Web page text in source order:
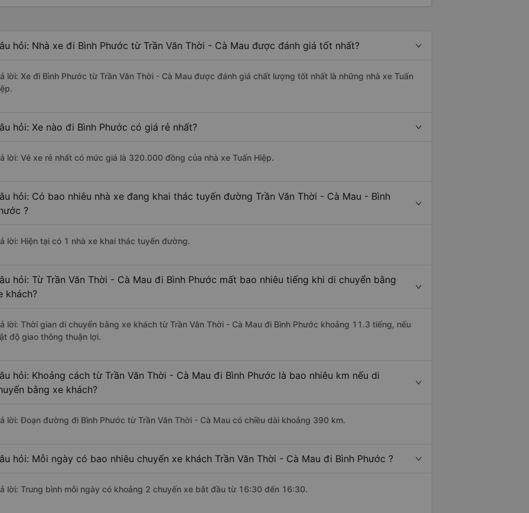
hỏi: Nhà xe đi Bình Phước từ Trần Văn Thời - Cà Mau được đánh giá tốt nhất?
lời: Xe đi Bình Phước từ Trần Văn Thời - Cà Mau được đánh giá chất lượng tốt nhất là những nhà xe Tuấn
hỏi: Xe nào đi Bình Phước có giá rẻ nhất?
lời: Vé xe rẻ nhất có mức giá là 320.000 đồng của nhà xe Tuấn Hiệp.
hỏi: Có bao nhiêu nhà xe đang khai thác tuyến đường Trần Văn Thời - Cà Mau - Bình
?
lời: Hiện tại có 1 nhà xe khai thác tuyến đường.
hỏi: Từ Trần Văn Thời - Cà Mau đi Bình Phước mất bao nhiêu tiếng khi di chuyển bằng
khách?
lời: Thời gian di chuyển bằng xe khách từ Trần Văn Thời - Cà Mau đi Bình Phước khoảng 11.3 tiếng, nếu
độ giao thông thuận lợi.
hỏi: Khoảng cách từ Trần Văn Thời - Cà Mau đi Bình Phước là bao nhiêu km nếu di
bằng xe khách?
lời: Đoạn đường đi Bình Phước từ Trần Văn Thời - Cà Mau có chiều dài khoảng 390 km.
hỏi: Mỗi ngày có bao nhiêu chuyến xe khách Trần Văn Thời - Cà Mau đi Bình Phước ?
lời: Trung bình mỗi ngày có khoảng 2 chuyến xe bắt đầu từ 16:30 đến 16:30.